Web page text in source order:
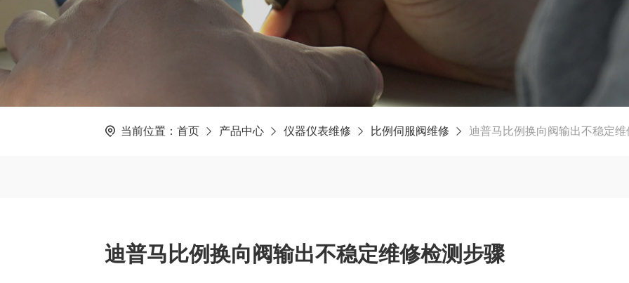
当前位置： 首页 产品中心 仪器仪表维修 比例伺服阀维修 迪普马比例换向阀输出不稳定
迪普马比例换向阀输出不稳定维修检测步骤